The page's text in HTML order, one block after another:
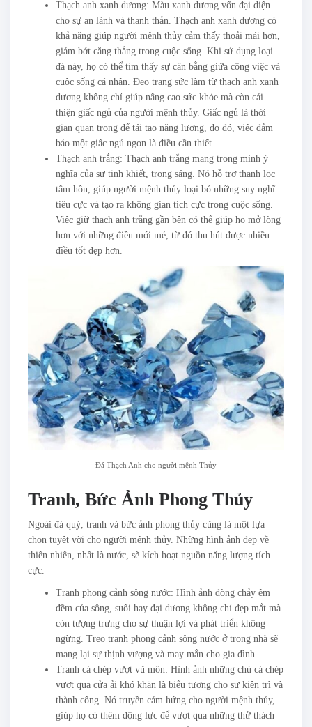
Thạch anh xanh dương: Màu xanh dương vốn đại diện
cho sự an lành và thanh thản. Thạch anh xanh dương có
khả năng giúp người mệnh thủy cảm thấy thoải mái hơn,
giảm bớt căng thẳng trong cuộc sống. Khi sử dụng loại
đá này, họ có thể tìm thấy sự cân bằng giữa công việc và
cuộc sống cá nhân. Đeo trang sức làm từ thạch anh xanh
dương không chỉ giúp nâng cao sức khỏe mà còn cải
thiện giấc ngủ của người mệnh thủy. Giấc ngủ là thời
gian quan trọng để tái tạo năng lượng, do đó, việc đảm
bảo một giấc ngủ ngon là điều cần thiết.
Thạch anh trắng: Thạch anh trắng mang trong mình ý
nghĩa của sự tinh khiết, trong sáng. Nó hỗ trợ thanh lọc
tâm hồn, giúp người mệnh thủy loại bỏ những suy nghĩ
tiêu cực và tạo ra không gian tích cực trong cuộc sống.
Việc giữ thạch anh trắng gần bên có thể giúp họ mở lòng
hơn với những điều mới mẻ, từ đó thu hút được nhiều
điều tốt đẹp hơn.
Đá Thạch Anh cho người mệnh Thủy
Tranh, Bức Ảnh Phong Thủy
Ngoài đá quý, tranh và bức ảnh phong thủy cũng là một lựa
chọn tuyệt vời cho người mệnh thủy. Những hình ảnh đẹp về
thiên nhiên, nhất là nước, sẽ kích hoạt nguồn năng lượng tích
cực.
Tranh phong cảnh sông nước: Hình ảnh dòng chảy êm
đềm của sông, suối hay đại dương không chỉ đẹp mắt mà
còn tượng trưng cho sự thuận lợi và phát triển không
ngừng. Treo tranh phong cảnh sông nước ở trong nhà sẽ
mang lại sự thịnh vượng và may mắn cho gia đình.
Tranh cá chép vượt vũ môn: Hình ảnh những chú cá chép
vượt qua cửa ải khó khăn là biểu tượng cho sự kiên trì và
thành công. Nó truyền cảm hứng cho người mệnh thủy,
giúp họ có thêm động lực để vượt qua những thử thách